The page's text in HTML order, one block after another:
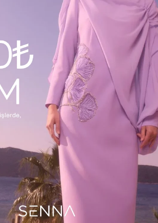
Zümrüt
Beden
Beden